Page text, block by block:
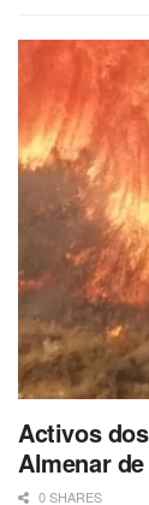
Activos
Almenar
0 SHARES